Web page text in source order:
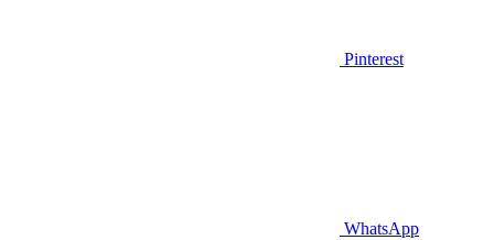
Pinterest
WhatsApp